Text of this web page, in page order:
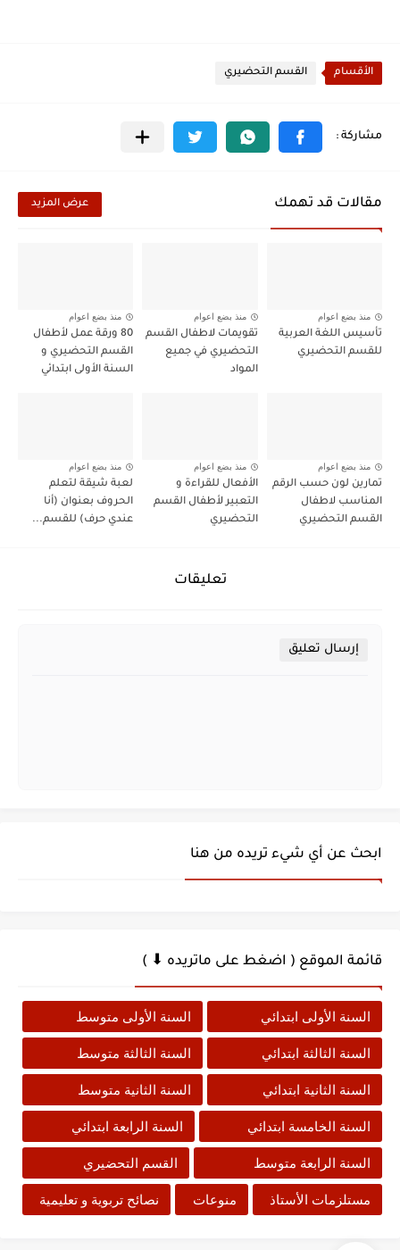
الأقسام القسم التحضيري
مقالات قد تهمك عرض المزيد
منذ بضع اعوام
تأسيس اللغة العربية
للقسم التحضيري
منذ بضع اعوام
تقويمات لاطفال القسم
التحضيري في جميع
المواد
منذ بضع اعوام
80 ورقة عمل لأطفال
القسم التحضيري و
السنة الأولى ابتدائي
منذ بضع اعوام
تمارين لون حسب الرقم
المناسب لاطفال
القسم التحضيري
منذ بضع اعوام
الأفعال للقراءة و
التعبير لأطفال القسم
التحضيري
منذ بضع اعوام
لعبة شيقة لتعلم
الحروف بعنوان (أنا
عندي حرف) للقسم...
تعليقات
إرسال تعليق
ابحث عن أي شيء تريده من هنا
قائمة الموقع ( اضغط على ماتريده ⬇ )
السنة الأولى ابتدائي السنة الأولى متوسط
السنة الثالثة ابتدائي السنة الثالثة متوسط
السنة الثانية ابتدائي السنة الثانية متوسط
السنة الخامسة ابتدائي السنة الرابعة ابتدائي
السنة الرابعة متوسط القسم التحضيري
مستلزمات الأستاذ منوعات نصائح تربوية و تعليمية